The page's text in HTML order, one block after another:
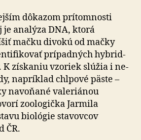
dôkazom prítomnosti
analýza DNA, ktorá
mačku di­vo­kú od mačky
prípadných hy­brid­
K získaniu vzoriek slúžia i ne­
napríklad chlpové päste –
navoňané valeriánou
zoologička Jarmila
biológie stavovcov
ČR.